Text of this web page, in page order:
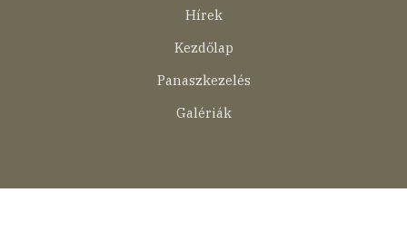
Hírek
Kezdőlap
Panaszkezelés
Galériák